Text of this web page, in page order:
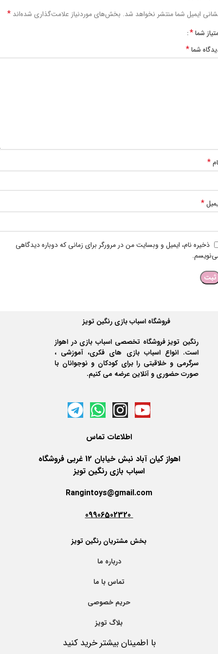
ایمیل شما منتشر نخواهد شد. بخش‌های موردنیاز علامت‌گذاری شده‌اند *
شما*
شما*
*
*
ذخیره نام، ایمیل و وبسایت من در مرورگر برای زمانی که دوباره دیدگاهی
فروشگاه اسباب بازی رنگین تویز
رنگین تویز فروشگاه تخصصی اسباب بازی در اهواز
است. انواع اسباب بازی های فکری، آموزشی ،
سرگرمی و خلاقیتی را برای کودکان و نوجوانان با
صورت حضوری و آنلاین عرضه می کنیم.
اطلاعات تماس
اهواز کیان آباد نبش خیابان 12 غربی فروشگاه
اسباب بازی رنگین تویز
Rangintoys@gmail.com
09906502320
بخش مشتریان رنگین تویز
درباره ما
تماس با ما
حریم خصوصی
بلاگ تویز
با اطمینان بیشتر خرید کنید